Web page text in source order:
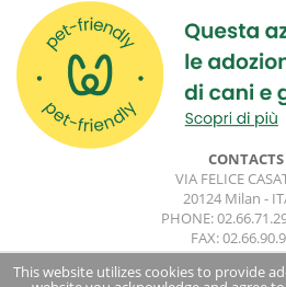
CONTACTS
VIA FELICE
20124 Milan -
PHONE:
FAX:
This website utilizes cookies to provide